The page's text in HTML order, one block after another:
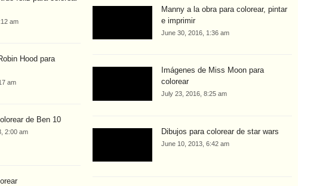
am
Hood para
am
de Ben 10
2:00 am
Manny a la obra para colorear, pintar
e imprimir
June 30, 2016, 1:36 am
Imágenes de Miss Moon para
colorear
July 23, 2016, 8:25 am
Dibujos para colorear de star wars
June 10, 2013, 6:42 am